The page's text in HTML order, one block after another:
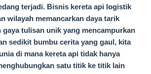
terjadi. Bisnis kereta api logistik
wilayah memancarkan daya tarik
gaya tulisan unik yang mencampurkan
sedikit bumbu cerita yang gaul, kita
di mana kereta api tidak hanya
satu titik ke titik lain